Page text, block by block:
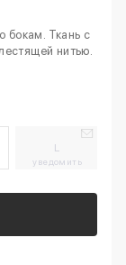
бокам. Ткань с
нитью.
L
уведомить